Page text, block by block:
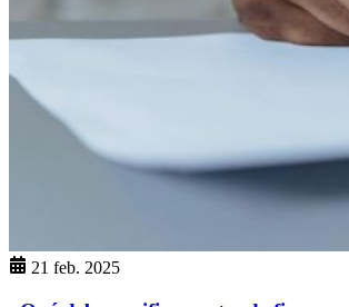
21 feb. 2025